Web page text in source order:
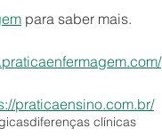
para saber mais.
praticaensino.com.br/
diferenças clínicas